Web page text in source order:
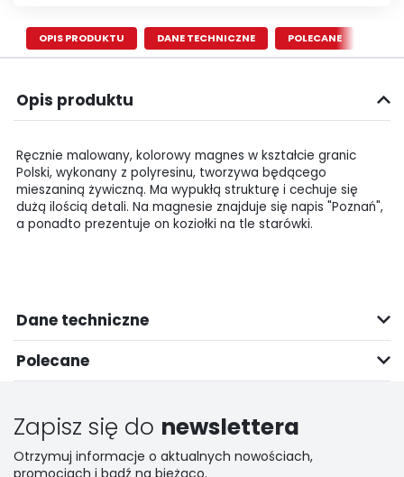
OPIS PRODUKTU DANE TECHNICZNE POLECANE
Opis produktu
Ręcznie malowany, kolorowy magnes w kształcie granic
Polski, wykonany z polyresinu, tworzywa będącego
mieszaniną żywiczną. Ma wypukłą strukturę i cechuje się
dużą ilością detali. Na magnesie znajduje się napis "Poznań",
a ponadto prezentuje on koziołki na tle starówki.
Dane techniczne
Polecane
Zapisz się do newslettera
Otrzymuj informacje o aktualnych nowościach,